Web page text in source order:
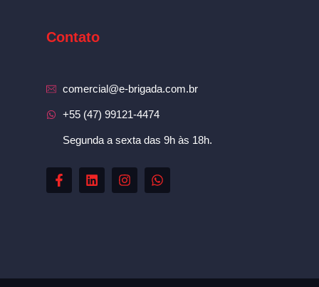
Contato
comercial@e-brigada.com.br
+55 (47) 99121-4474
Segunda a sexta das 9h às 18h.